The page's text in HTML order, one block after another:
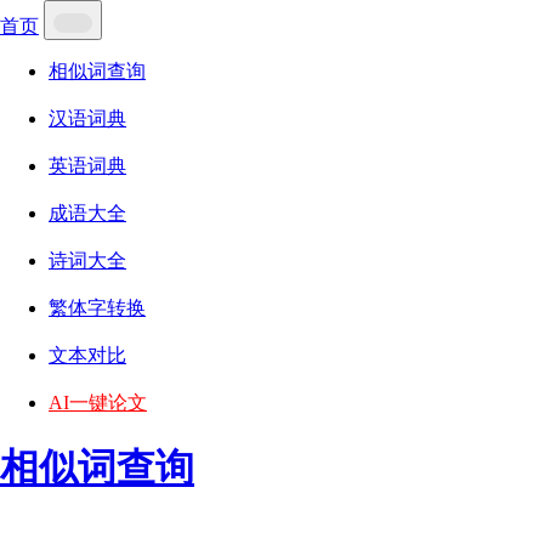
首页
相似词查询
汉语词典
英语词典
成语大全
诗词大全
繁体字转换
文本对比
AI一键论文
相似词查询